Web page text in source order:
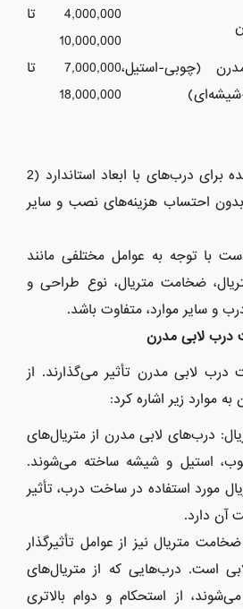
4,000,000 تا
10,000,000
(چوبی-استیل،
7,000,000 تا
18,000,000
قیمت‌های ذکر شده برای درب‌های با ابعاد استاندارد (2
و بدون احتساب هزینه‌های نصب و سایر
با توجه به عوامل مختلفی مانند
ضخامت متریال، نوع طراحی و
و سایر موارد، متفاوت باشد.
درب لابی مدرن
درب لابی مدرن تأثیر می‌گذارند. از
موارد زیر اشاره کرد:
درب‌های لابی مدرن از متریال‌های
استیل و شیشه ساخته می‌شوند.
مورد استفاده در ساخت درب، تأثیر
آن دارد.
متریال نیز از عوامل تأثیرگذار
است. درب‌هایی که از متریال‌های
از استحکام و دوام بالاتری